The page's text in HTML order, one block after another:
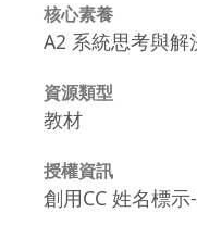
核心素養
A2 系統思考與解
資源類型
教材
授權資訊
創用CC 姓名標